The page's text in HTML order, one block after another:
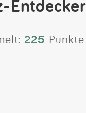
Entdecker
225 Punkte